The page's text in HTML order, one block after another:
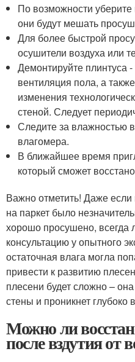
По возможности
они будут мешать
Для более быстрой
осушители воздуха или
Демонтируйте плинтуса
вентиляция пола, а
изменения
стеной. Следует
Следите за
влагомера.
В ближайшее время
который сможет
Важно отметить! Даже
на паркет было
хорошо просушено, всегда
консультацию у опытного
остаточная влага могла
привести к развитию
плесени будет сложно –
стены и проникнет глубоко
Можно ли
после вздутия от